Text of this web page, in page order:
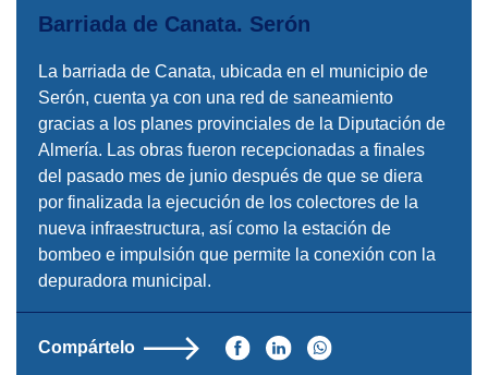
Barriada de Canata. Serón
La barriada de Canata, ubicada en el municipio de
Serón, cuenta ya con una red de saneamiento
gracias a los planes provinciales de la Diputación de
Almería. Las obras fueron recepcionadas a finales
del pasado mes de junio después de que se diera
por finalizada la ejecución de los colectores de la
nueva infraestructura, así como la estación de
bombeo e impulsión que permite la conexión con la
depuradora municipal.
Compártelo